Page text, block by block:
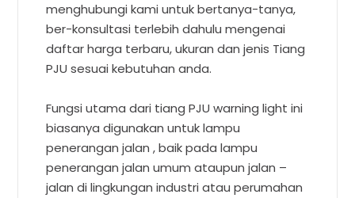
menghubungi kami untuk bertanya-tanya,
ber-konsultasi terlebih dahulu mengenai
daftar harga terbaru, ukuran dan jenis Tiang
PJU sesuai kebutuhan anda.
Fungsi utama dari tiang PJU warning light ini
biasanya digunakan untuk lampu
penerangan jalan , baik pada lampu
penerangan jalan umum ataupun jalan –
jalan di lingkungan industri atau perumahan